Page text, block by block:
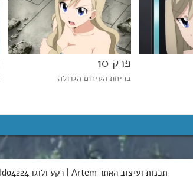
פרק 10
בריחת העירום הגדולה
תכנות ועיצוב האתר Artem | רקע ולוגו Benji&Ido4224